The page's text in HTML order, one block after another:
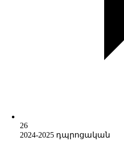
26
2024-2025 դպրոցական